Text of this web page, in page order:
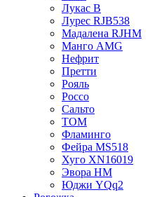
Лукас B
Лурес RJB538
Мадалена RJHM
Манго AMG
Нефрит
Претти
Рояль
Россо
Сальто
TOM
Фламинго
Фейра MS518
Хуго XN16019
Эвора HM
Юджи YQq2